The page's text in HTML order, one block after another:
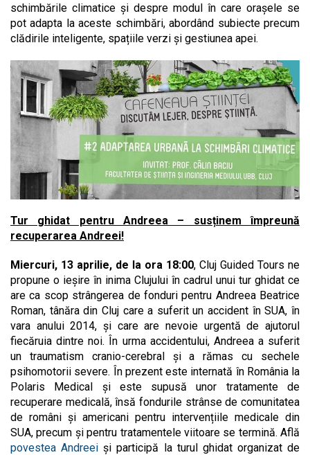
schimbările climatice și despre modul în care orașele se
pot adapta la aceste schimbări, abordând subiecte precum
clădirile inteligente, spațiile verzi și gestiunea apei.
Tur ghidat pentru Andreea – susținem împreună
recuperarea Andreei!
Miercuri, 13 aprilie, de la ora 18:00, Cluj Guided Tours ne
propune o ieșire în inima Clujului în cadrul unui tur ghidat ce
are ca scop strângerea de fonduri pentru Andreea Beatrice
Roman, tânăra din Cluj care a suferit un accident în SUA, în
vara anului 2014, și care are nevoie urgentă de ajutorul
fiecăruia dintre noi. În urma accidentului, Andreea a suferit
un traumatism cranio-cerebral și a rămas cu sechele
psihomotorii severe. În prezent este internată în România la
Polaris Medical și este supusă unor tratamente de
recuperare medicală, însă fondurile strânse de comunitatea
de români și americani pentru intervențiile medicale din
SUA, precum și pentru tratamentele viitoare se termină. Află
povestea Andreeiși participă la turul ghidat organizat de